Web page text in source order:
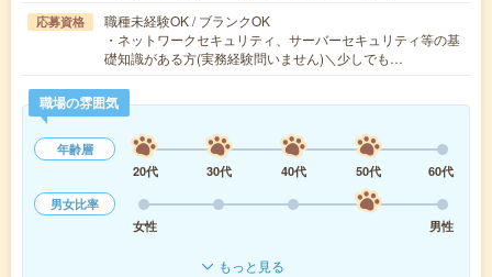
応募資格
職種未経験OK / ブランクOK
・ネットワークセキュリティ、サーバーセキュリティ等の基
礎知識がある方(実務経験問いません)＼少しでも…
職場の雰囲気
年齢層
20代
30代 40代 50代
60代
男女比率
女性
男性
もっと見る